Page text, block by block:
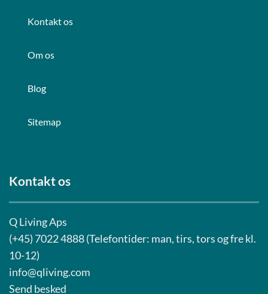
Kontakt os
Om os
Blog
Sitemap
Kontakt os
Q Living Aps
(+45) 7022 4888 (Telefontider: man, tirs, tors og fre kl.
10-12)
info@qliving.com
Send besked